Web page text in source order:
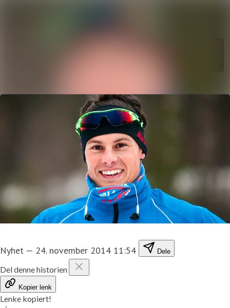
Nyhetsarkiv
Mediebank
Nyhet — 24. november 2014 11:54 Dele
Del denne historien
Kopier lenk
Lenke kopiert!